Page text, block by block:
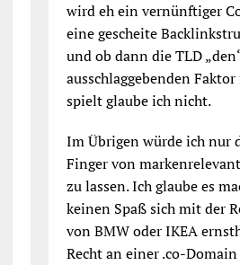
wird eh ein vernünftiger
eine gescheite
und ob dann die TLD
ausschlaggebenden Faktor
spielt glaube ich nicht.
Im Übrigen würde ich nur
Finger von
zu lassen. Ich glaube es
keinen Spaß sich mit der
von BMW oder IKEA
Recht an einer .co-Domain